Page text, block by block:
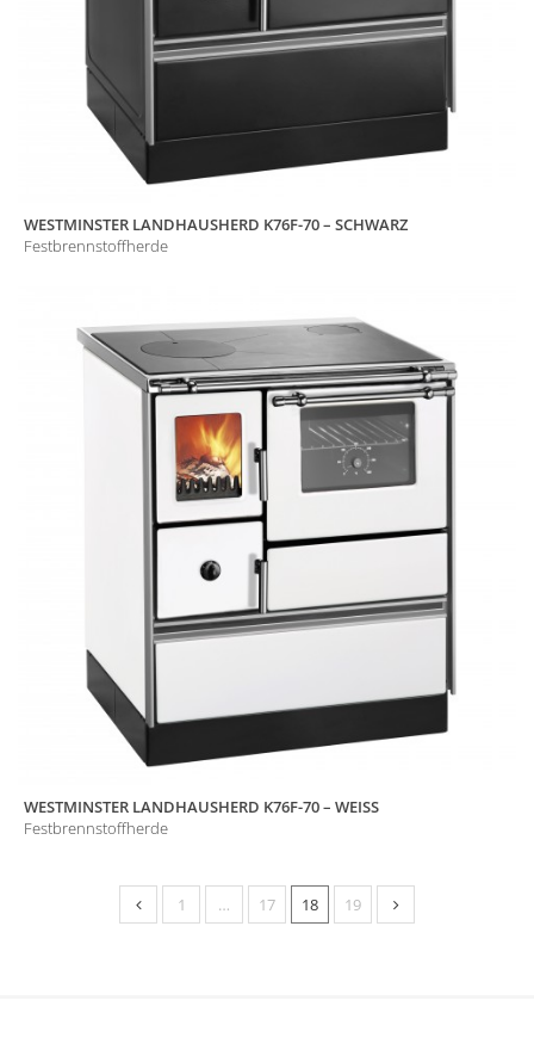
WESTMINSTER LANDHAUSHERD K76F-70 – SCHWARZ
Festbrennstoffherde
WESTMINSTER LANDHAUSHERD K76F-70 – WEISS
Festbrennstoffherde
1 … 17 18 19